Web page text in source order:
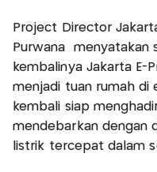
Project Director
Purwana menyatakan
kembalinya Jakarta E-
menjadi tuan rumah di
kembali siap
mendebarkan dengan
listrik tercepat dalam